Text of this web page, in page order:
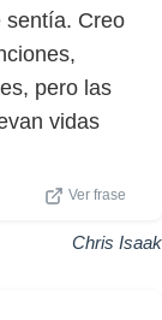
sentía. Creo
pero las
vidas
Ver frase
Chris Isaak